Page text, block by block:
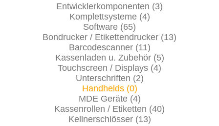
Entwicklerkomponenten (3)
Komplettsysteme (4)
Software (65)
Bondrucker / Etikettendrucker (13)
Barcodescanner (11)
Kassenladen u. Zubehör (5)
Touchscreen / Displays (4)
Unterschriften (2)
Handhelds (0)
MDE Geräte (4)
Kassenrollen / Etiketten (40)
Kellnerschlösser (13)